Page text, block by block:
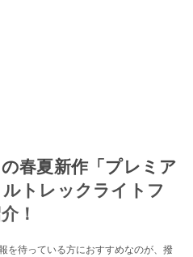
春夏新作「プレミア
トレックライトフ
！
を待っている方におすすめなのが、撥